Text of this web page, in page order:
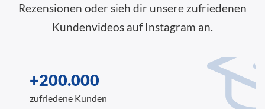
Rezensionen oder sieh dir unsere zufriedenen
Kundenvideos auf Instagram an.
+200.000
zufriedene Kunden